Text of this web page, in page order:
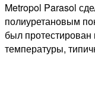
Metropol Parasol
полиуретановым
был
температуры,